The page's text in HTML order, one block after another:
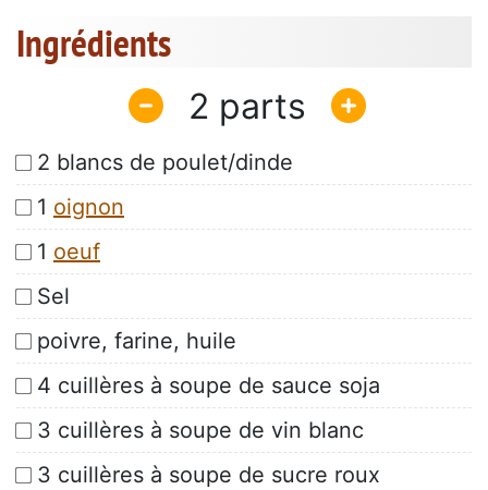
Ingrédients
2
2 blancs de poulet/dinde
1 oignon
1 oeuf
Sel
poivre, farine, huile
4 cuillères à soupe de sauce soja
3 cuillères à soupe de vin blanc
3 cuillères à soupe de sucre roux